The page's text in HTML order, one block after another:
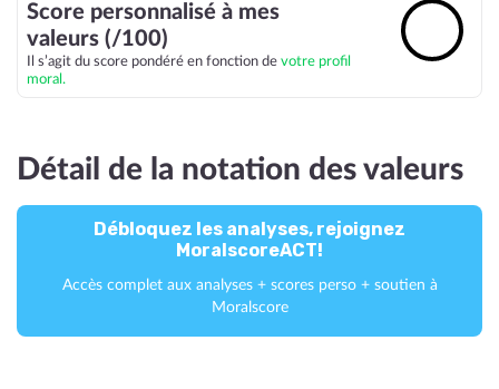
Score personnalisé à mes
valeurs (/100)
Il s’agit du score pondéré en fonction de votre profil
moral.
Détail de la notation des valeurs
Débloquez les analyses, rejoignez
MoralscoreACT!
Accès complet aux analyses + scores perso + soutien à
Moralscore